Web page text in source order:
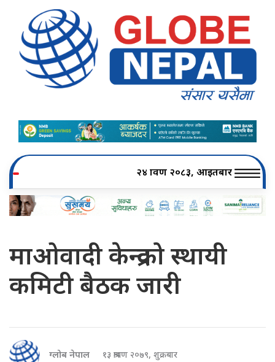
२४ श्रावण २०८३, आइतबार
माओवादी केन्द्रको स्थायी
कमिटी बैठक जारी
ग्लोब नेपाल १३ श्रावण २०७९, शुक्रबार